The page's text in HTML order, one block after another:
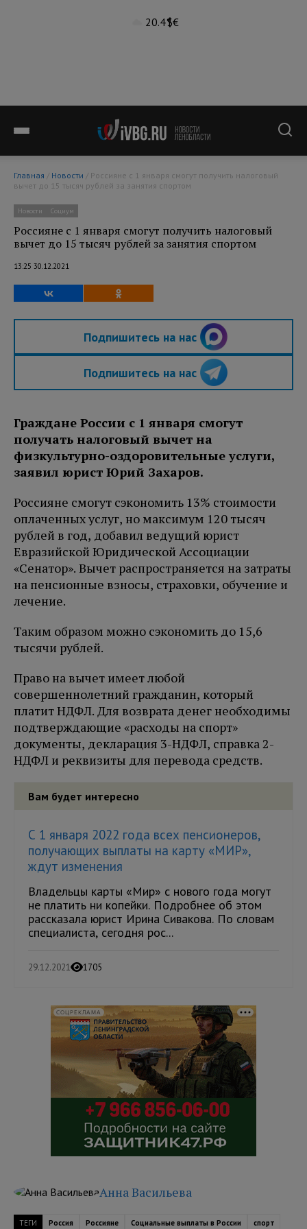
20.4°$€
Главная / Новости
вычет до 15 тысяч рублей за занятия спортом
Новости Социум
Россияне с 1 января смогут получить налоговый
вычет до 15 тысяч рублей за занятия спортом
13:25 30.12.2021
Подпишитесь на нас
Подпишитесь на нас
Граждане России с 1 января смогут
получать налоговый вычет на
физкультурно-оздоровительные услуги,
заявил юрист Юрий Захаров.
Россияне смогут сэкономить 13% стоимости
оплаченных услуг, но максимум 120 тысяч
рублей в год, добавил ведущий юрист
Евразийской Юридической Ассоциации
«Сенатор». Вычет распространяется на затраты
на пенсионные взносы, страховки, обучение и
лечение.
Таким образом можно сэкономить до 15,6
тысячи рублей.
Право на вычет имеет любой
совершеннолетний гражданин, который
платит НДФЛ. Для возврата денег необходимы
подтверждающие «расходы на спорт»
документы, декларация 3-НДФЛ, справка 2-
НДФЛ и реквизиты для перевода средств.
Вам будет интересно
С 1 января 2022 года всех пенсионеров,
получающих выплаты на карту «МИР»,
ждут изменения
Владельцы карты «Мир» с нового года могут
не платить ни копейки. Подробнее об этом
рассказала юрист Ирина Сивакова. По словам
специалиста, сегодня рос...
29.12.2021 1705
СОЦРЕКЛАМА
Анна Васильева
ТЕГИ Россия Россияне Социальные выплаты в России
спорт